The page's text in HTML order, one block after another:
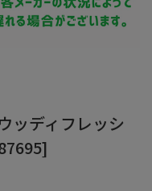
ッディフレッシ